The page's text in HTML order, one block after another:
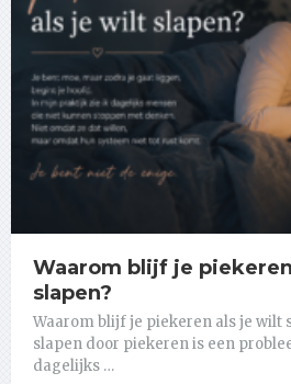
Waarom blijf je
slapen?
Waarom blijf je piekeren als je wilt
slapen door piekeren is een
dagelijks …